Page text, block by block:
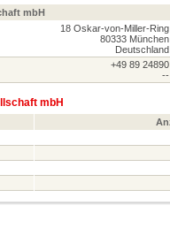
mbH
18 Oskar-von-Miller-Ring
80333 München
Deutschland
+49 89 24890
--
mbH